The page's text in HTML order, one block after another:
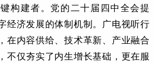
构建者。党的二十届四中全会提
经济发展的体制机制。广电视听行
在内容供给、技术革新、产业融合
不仅夯实了内生增长基础，更在服